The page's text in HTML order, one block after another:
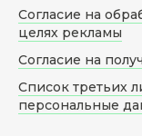
Согласие на
целях рекламы
Согласие на
Список третьих
персональные